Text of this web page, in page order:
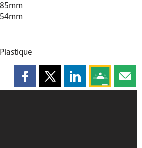
85mm
54mm
Plastique
Partager cette page sur
Partager cette page sur X
Partager cette
Partagez